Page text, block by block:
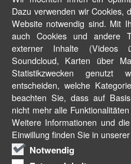
Dazu verwenden wir Cookies,
Website notwendig sind. Mit
auch Cookies und andere
externer Inhalte (Videos
Soundcloud, Karten über
Statistikzwecken
entscheiden, welche
beachten Sie, dass auf
nicht mehr alle
Weitere Informationen und
Einwillung finden Sie in
Notwendig